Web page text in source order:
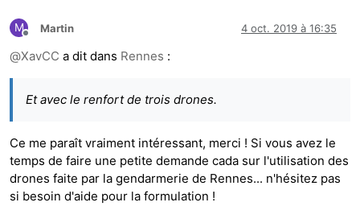
M
Hors-ligne
Martin 4 oct. 2019 à 16:35
@XavCC a dit dans Rennes :
Et avec le renfort de trois drones.
Ce me paraît vraiment intéressant, merci ! Si vous avez le
temps de faire une petite demande cada sur l'utilisation des
drones faite par la gendarmerie de Rennes... n'hésitez pas
si besoin d'aide pour la formulation !